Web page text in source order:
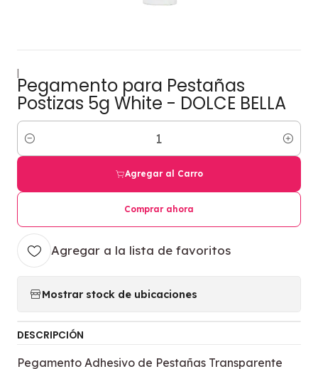
|
Pegamento para Pestañas
Postizas 5g White - DOLCE BELLA
Cantidad
Agregar al Carro
Comprar ahora
Agregar a la lista de favoritos
Mostrar stock de ubicaciones
DESCRIPCIÓN
Pegamento Adhesivo de Pestañas Transparente